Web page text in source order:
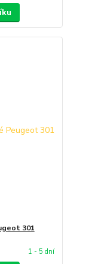
301
1 - 5 dní